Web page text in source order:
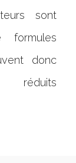
sont
donc
réduits